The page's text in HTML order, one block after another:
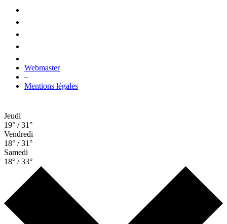
Webmaster
–
Mentions légales
Jeudi
19° / 31°
Vendredi
18° / 31°
Samedi
18° / 33°